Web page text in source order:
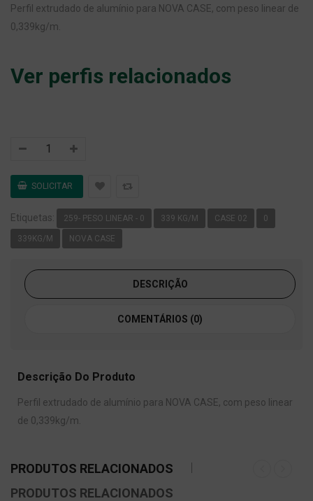
Perfil extrudado de alumínio para NOVA CASE, com peso linear de
0,339kg/m.
Ver perfis relacionados
Etiquetas: 259- PESO LINEAR - 0 339 KG/M CASE 02 0
339KG/M NOVA CASE
DESCRIÇÃO
COMENTÁRIOS (0)
Descrição Do Produto
Perfil extrudado de alumínio para NOVA CASE, com peso linear
de 0,339kg/m.
PRODUTOS RELACIONADOS
PRODUTOS RELACIONADOS